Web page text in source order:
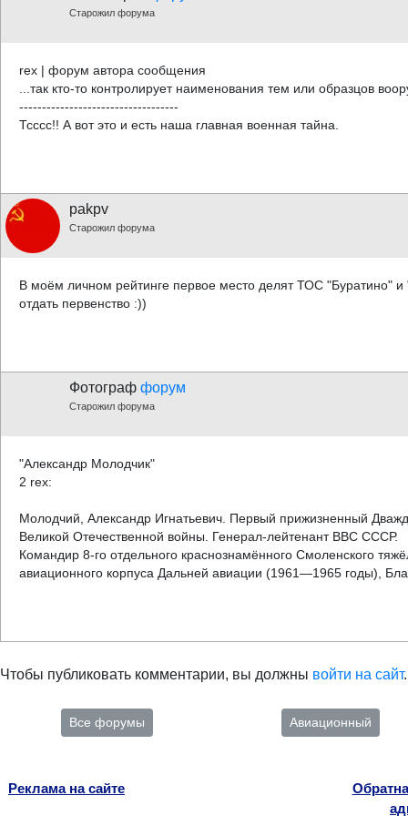
Старожил форума
rex | форум автора сообщения
...так кто-то контролирует наименования тем или образцов
-----------------------------------
Тсссс!! А вот это и есть наша главная военная тайна.
pakpv
Старожил форума
В моём личном рейтинге первое место делят ТОС "Буратино"
отдать первенство :))
Фотограф форум
Старожил форума
"Александр Молодчик"
2 rex:
Молодчий, Александр Игнатьевич. Первый прижизненный
Великой Отечественной войны. Генерал-лейтенант ВВС СССР.
Командир 8-го отдельного краснознамённого Смоленского
авиационного корпуса Дальней авиации (1961—1965 годы),
Чтобы публиковать комментарии, вы должны войти на сайт.
Все форумы Авиационный
Реклама на сайте